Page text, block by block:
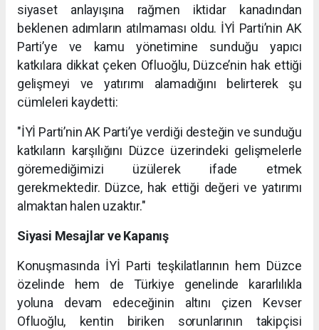
siyaset anlayışına rağmen iktidar kanadından
beklenen adımların atılmaması oldu. İYİ Parti’nin AK
Parti’ye ve kamu yönetimine sunduğu yapıcı
katkılara dikkat çeken Ofluoğlu, Düzce’nin hak ettiği
gelişmeyi ve yatırımı alamadığını belirterek şu
cümleleri kaydetti:
"İYİ Parti’nin AK Parti’ye verdiği desteğin ve sunduğu
katkıların karşılığını Düzce üzerindeki gelişmelerle
göremediğimizi üzülerek ifade etmek
gerekmektedir. Düzce, hak ettiği değeri ve yatırımı
almaktan halen uzaktır."
Siyasi Mesajlar ve Kapanış
Konuşmasında İYİ Parti teşkilatlarının hem Düzce
özelinde hem de Türkiye genelinde kararlılıkla
yoluna devam edeceğinin altını çizen Kevser
Ofluoğlu, kentin biriken sorunlarının takipçisi